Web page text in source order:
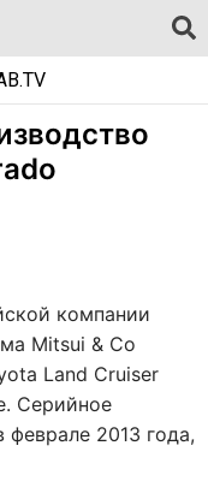
компании
Mitsui & Co
Land Cruiser
Серийное
феврале 2013 года,